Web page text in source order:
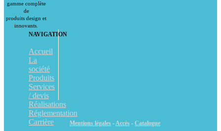
gamme complète
de
produits design et
innovants.
NAVIGATION
Accueil
La
société
Produits
Services
/ devis
Réalisations
Réglementation
Carrière
Mentions légales -Accès - Catalogue